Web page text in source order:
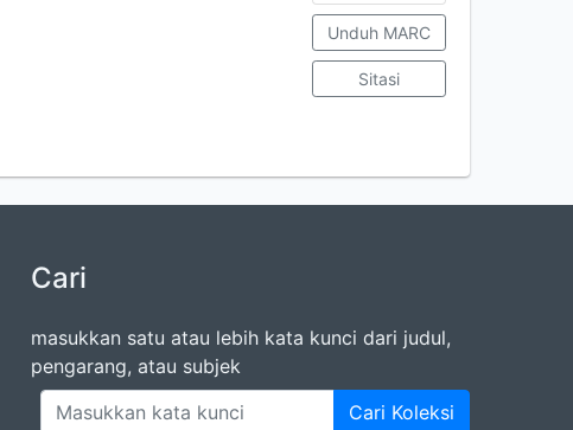
Unduh MARC
Sitasi
Cari
masukkan satu atau lebih kata kunci dari judul,
pengarang, atau subjek
Cari Koleksi